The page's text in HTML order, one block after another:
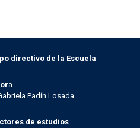
directivo de la Escuela
a
Padín Losada
de estudios